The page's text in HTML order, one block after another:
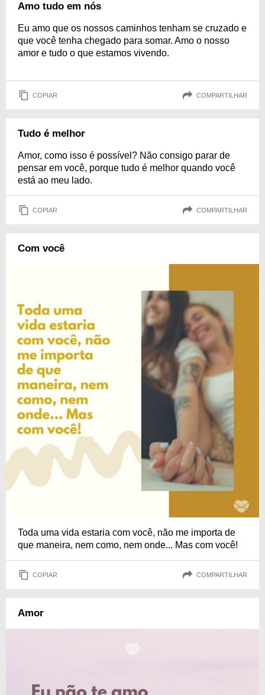
Amo tudo em nós
Eu amo que os nossos caminhos tenham se cruzado e
que você tenha chegado para somar. Amo o nosso
amor e tudo o que estamos vivendo.
COPIAR COMPARTILHAR
Tudo é melhor
Amor, como isso é possível? Não consigo parar de
pensar em você, porque tudo é melhor quando você
está ao meu lado.
COPIAR COMPARTILHAR
Com você
Toda uma vida estaria com você, não me importa de
que maneira, nem como, nem onde... Mas com você!
COPIAR COMPARTILHAR
Amor